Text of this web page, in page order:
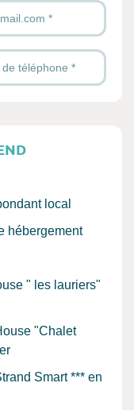
local
hébergement
" les lauriers"
"Chalet
Smart *** en